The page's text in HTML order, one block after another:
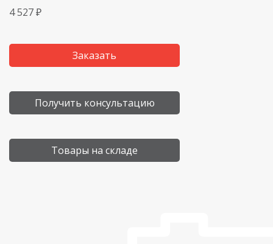
4 527 ₽
Заказать
Получить консультацию
Товары на складе